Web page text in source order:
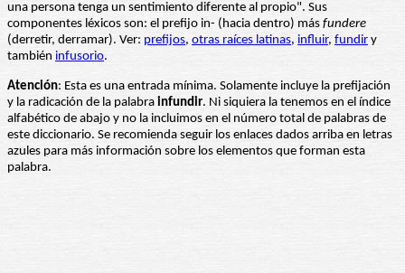
una persona tenga un sentimiento diferente al propio". Sus
componentes léxicos son: el prefijo in- (hacia dentro) más fundere
(derretir, derramar). Ver: prefijos, otras raíces latinas, influir, fundir y
también infusorio.
Atención: Esta es una entrada mínima. Solamente incluye la prefijación
y la radicación de la palabra infundir. Ni siquiera la tenemos en el índice
alfabético de abajo y no la incluimos en el número total de palabras de
este diccionario. Se recomienda seguir los enlaces dados arriba en letras
azules para más información sobre los elementos que forman esta
palabra.